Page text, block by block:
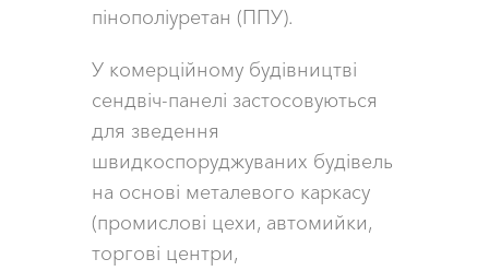
пінополіуретан (ППУ).
У комерційному будівництві
сендвіч-панелі застосовуються
для зведення
швидкоспоруджуваних будівель
на основі металевого каркасу
(промислові цехи, автомийки,
торгові центри,